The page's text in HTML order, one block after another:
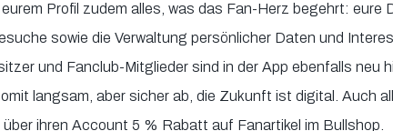
Profil zudem alles, was das Fan-Herz begehrt: eure
sowie die Verwaltung persönlicher Daten und
und Fanclub-Mitglieder sind in der App ebenfalls neu
langsam, aber sicher ab, die Zukunft ist digital. Auch
ihren Account 5 % Rabatt auf Fanartikel im Bullshop.